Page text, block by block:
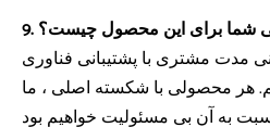
شما برای این محصول چیست؟
مدت مشتری با پشتیبانی فناوری
هر محصولی با شکسته اصلی ، ما